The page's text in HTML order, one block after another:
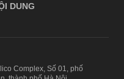
DUNG
Complex, Số 01, phố